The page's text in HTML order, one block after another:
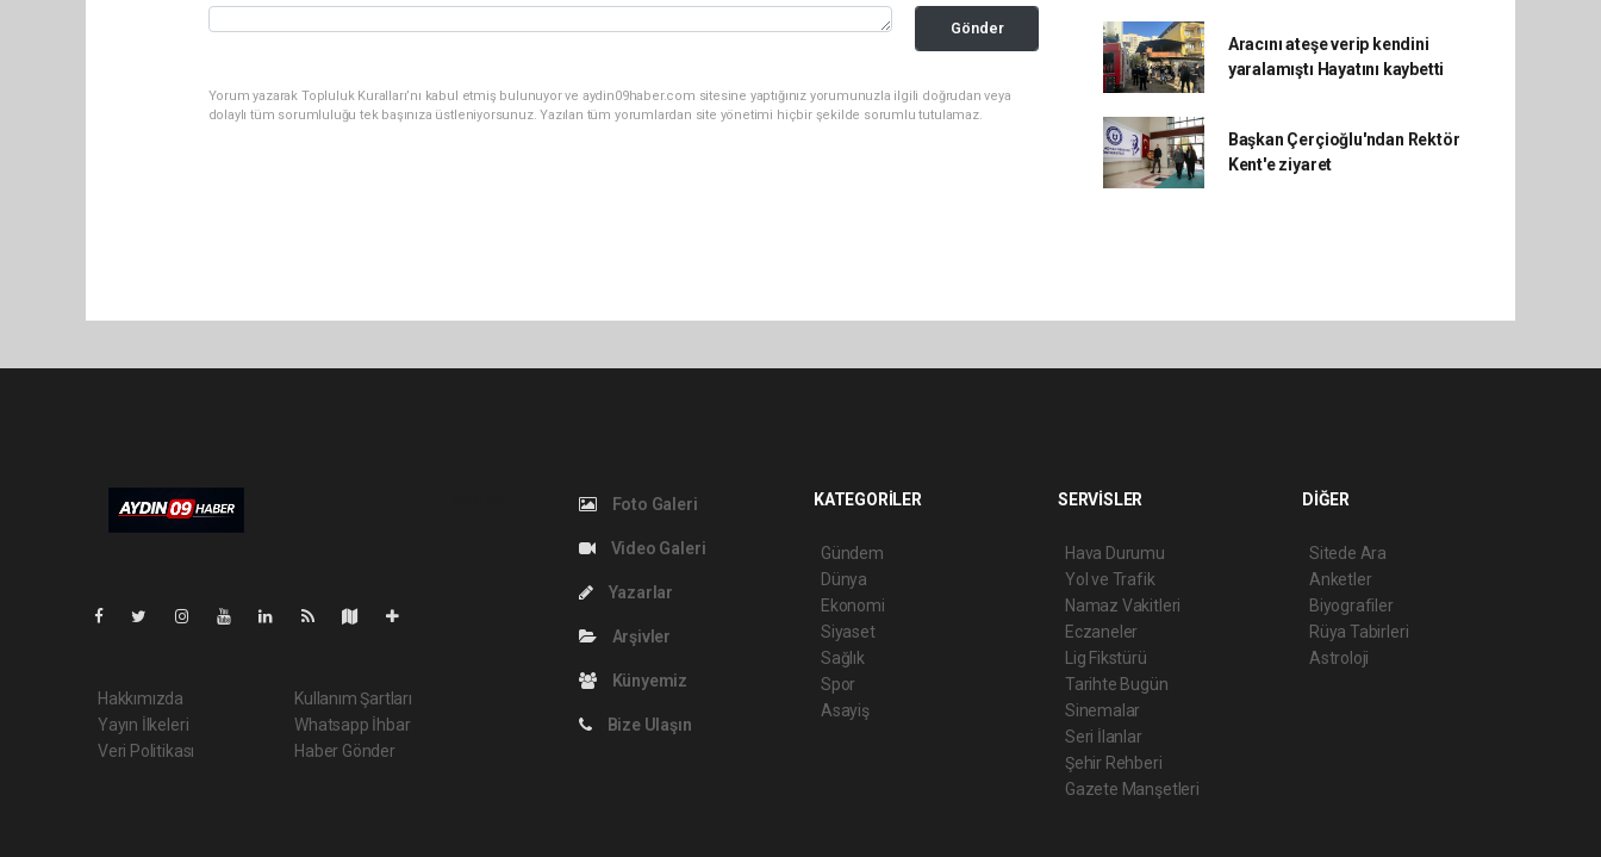
Gönder
Yorum yazarak Topluluk Kuralları’nı kabul etmiş bulunuyor ve aydin09haber.com sitesine yaptığınız yorumunuzla ilgili doğrudan veya
dolaylı tüm sorumluluğu tek başınıza üstleniyorsunuz. Yazılan tüm yorumlardan site yönetimi hiçbir şekilde sorumlu tutulamaz.
Aracını ateşe verip kendini
yaralamıştı Hayatını kaybetti
Başkan Çerçioğlu'ndan Rektör
Kent'e ziyaret
Hakkımızda
Yayın İlkeleri
Veri Politikası
Kullanım Şartları
Whatsapp İhbar
Haber Gönder
Foto Galeri
Video Galeri
Yazarlar
Arşivler
Künyemiz
Bize Ulaşın
KATEGORİLER
Gündem
Dünya
Ekonomi
Siyaset
Sağlık
Spor
Asayiş
SERVİSLER
Hava Durumu
Yol ve Trafik
Namaz Vakitleri
Eczaneler
Lig Fikstürü
Tarihte Bugün
Sinemalar
Seri İlanlar
Şehir Rehberi
Gazete Manşetleri
DİĞER
Sitede Ara
Anketler
Biyografiler
Rüya Tabirleri
Astroloji